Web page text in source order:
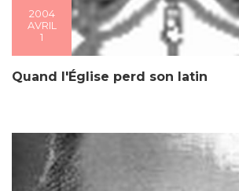
2004
AVRIL
1
Quand l'Église perd son latin